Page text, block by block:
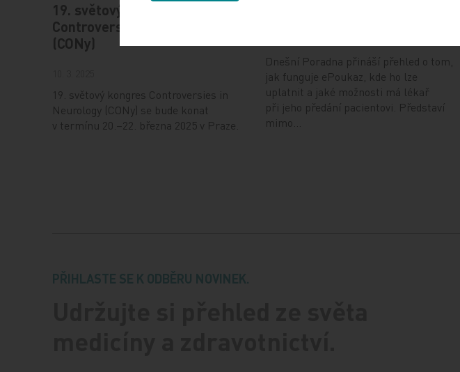
19. světový kongres
Controversies in Neurology
(CONy)
19. světový kongres Controversies in
Neurology (CONy) se bude konat
v termínu 20.–22. března 2025 v Praze.
Dnešní Poradna přináší přehled o tom,
jak funguje ePoukaz, kde ho lze
uplatnit a jaké možnosti má lékař
při jeho předání pacientovi. Představí
mimo…
PŘIHLASTE SE K ODBĚRU NOVINEK.